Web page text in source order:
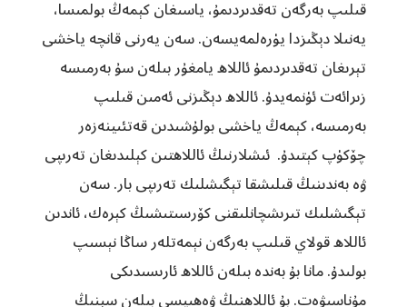
قىلىپ بەرگەن تەقدىردىمۇ، ياسىغان كېمەڭ بولمىسا،
يەنىلا دېڭىزدا يۈرەلمەيسەن. سەن يەرنى قانچە ياخشى
تېرىغان تەقدىردىمۇ ئاللاھ يامغۇر بىلەن سۇ بەرمىسە
زىرائەت ئۈنمەيدۇ. ئاللاھ دېڭىزنى ئەمىن قىلىپ
بەرمىسە، كېمەڭ ياخشى بولۇشىدىن قەتئىينەزەر
چۆكۈپ كېتىدۇ. ئىشلارنىڭ ئاللاھتىن كېلىدىغان تەرىپى
ۋە بەندىنىڭ قىلىشقا تېگىشلىك تەرىپى بار. سەن
تېگىشلىك تىرىشچانلىقنى كۆرسىتىشىڭ كېرەك، ئاندىن
ئاللاھ قولاي قىلىپ بەرگەن نېمەتلەر ساڭا نېسىپ
بولىدۇ. مانا بۇ بەندە بىلەن ئاللاھ ئارىسىدىكى
مۇناسىۋەت. بۇ ئاللاھنىڭ ۋەھىيسى بىلەن سېنىڭ